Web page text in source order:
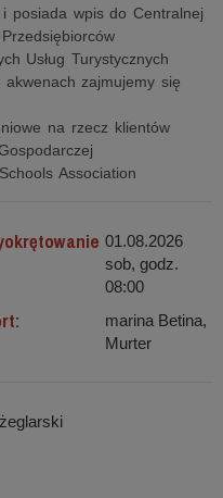
posiada wpis do Centralnej
Usług Turystycznych
zajmujemy się
na rzecz klientów
Association
01.08.2026
sob, godz.
08:00
marina Betina,
Murter